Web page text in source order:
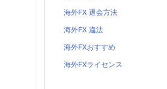
海外FX 退会方法
海外FX 違法
海外FXおすすめ
海外FXライセンス